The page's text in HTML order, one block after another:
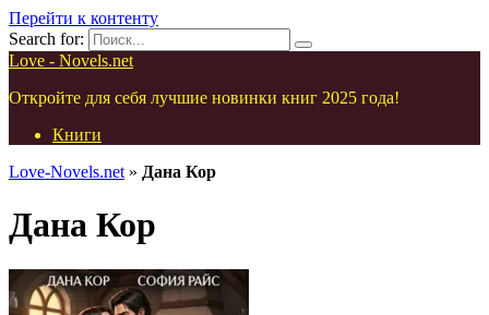
Перейти к контенту
Search for:
Love - Novels.net
Откройте для себя лучшие новинки книг 2025 года!
Книги
Love-Novels.net » Дана Кор
Дана Кор